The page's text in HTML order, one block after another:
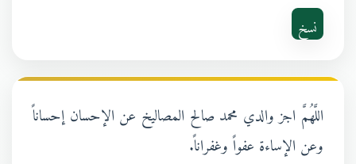
نسخ
اللَّهُمَّ اجز والدي محمد صالح المصاليخ عن الإحسان إحساناً
وعن الإساءة عفواً وغفراناً.